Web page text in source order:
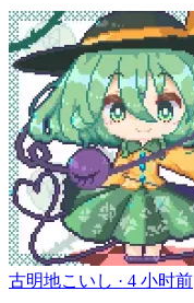
古明地こいし · 4 小时前